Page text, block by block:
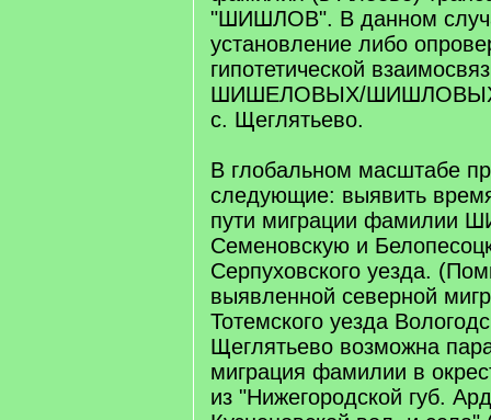
"ШИШЛОВ". В данном
установление либо
гипотетической
ШИШЕЛОВЫХ/ШИШЛОВЫХ
с. Щеглятьево.
В глобальном масштабе
следующие: выявить
пути миграции фамилии
Семеновскую и
Серпуховского уезда.
выявленной северной
Тотемского уезда
Щеглятьево возможна
миграция фамилии в
из "Нижегородской губ.